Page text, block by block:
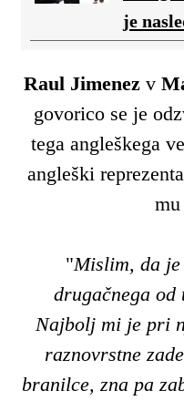
je
Raul Jimenez v
govorico se je
tega angleškega
angleški
"Mislim, da je
drugačnega
Najbolj mi je pri
raznovrstne
branilce, zna pa